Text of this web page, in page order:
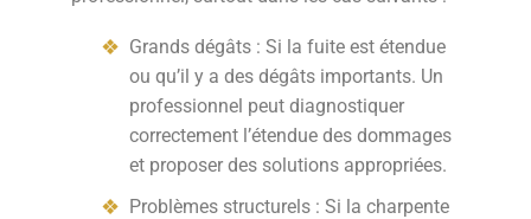
Grands dégâts : Si la fuite est étendue
ou qu’il y a des dégâts importants. Un
professionnel peut diagnostiquer
correctement l’étendue des dommages
et proposer des solutions appropriées.
Problèmes structurels : Si la charpente